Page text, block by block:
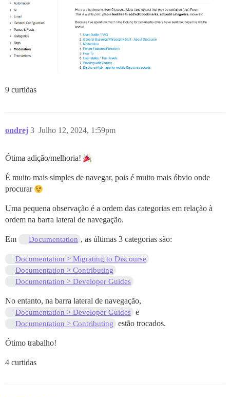
9 curtidas
ondrej Julho 12, 2024, 1:59pm
3
Ótima adição/melhoria!
É muito mais simples de navegar, pois é muito mais óbvio onde
procurar
Uma pequena observação é a ordem das categorias em relação à
ordem na barra lateral de navegação.
Em Documentation , as últimas 3 categorias são:
Documentation > Migrating to Discourse
Documentation > Contributing
Documentation > Developer Guides
No entanto, na barra lateral de navegação,
Documentation > Developer Guides e
Documentation > Contributing estão trocados.
Ótimo trabalho!
4 curtidas